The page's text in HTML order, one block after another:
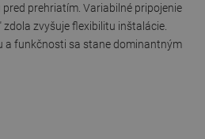
prehriatím. Variabilné pripojenie
zvyšuje flexibilitu inštalácie.
a funkčnosti sa stane dominantným